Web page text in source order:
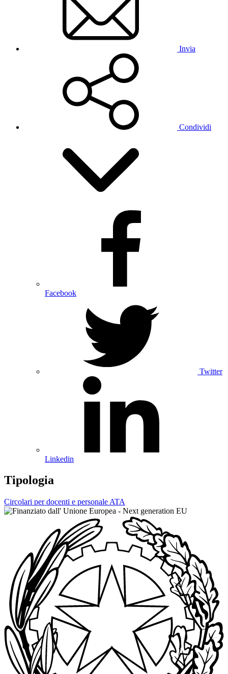
Invia
Condividi
Facebook
Twitter
Linkedin
Tipologia
Circolari per docenti e personale ATA